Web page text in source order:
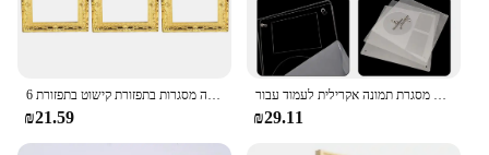
₪21.59 ₪29.11